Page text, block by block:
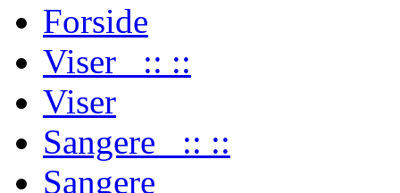
Forside
Viser :: ::
Viser
Sangere :: ::
Sangere